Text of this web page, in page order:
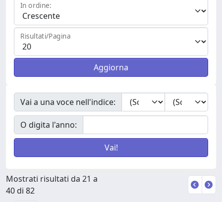
In ordine:
Risultati/Pagina
Vai a una voce nell'indice:
O digita l'anno:
Mostrati risultati da 21 a
40 di 82